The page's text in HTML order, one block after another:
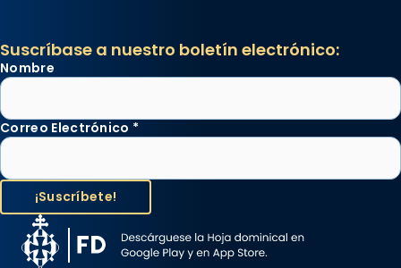
Suscríbase a nuestro boletín electrónico:
Nombre
Correo Electrónico *